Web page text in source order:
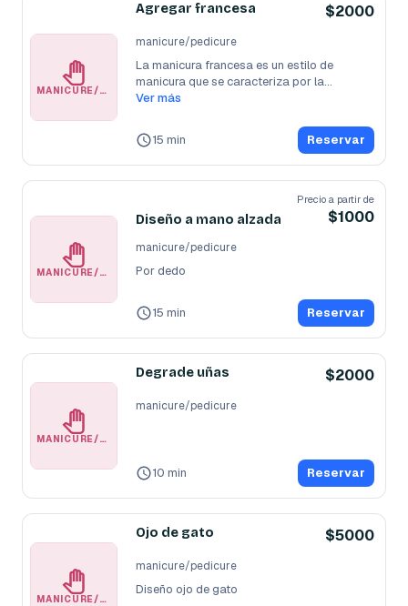
MANICURE/PEDICURE
Agregar francesa $2000
manicure/pedicure
La manicura francesa es un estilo de
manicura que se caracteriza por la...
Ver más
15 min Reservar
MANICURE/PEDICURE
Diseño a mano alzada
Precio a partir de
$1000
manicure/pedicure
Por dedo
15 min Reservar
MANICURE/PEDICURE
Degrade uñas $2000
manicure/pedicure
10 min Reservar
MANICURE/PEDICURE
Ojo de gato $5000
manicure/pedicure
Diseño ojo de gato